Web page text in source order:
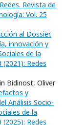
Redes. Revista de
Vol. 25
al Dossier.
innovación y
de la
Redes
Bidinost, Oliver
y
Análisis Socio-
de la
Redes